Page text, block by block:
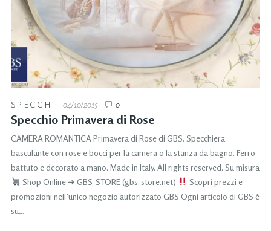
SPECCHI 04/10/2015 0
Specchio Primavera di Rose
CAMERA ROMANTICA Primavera di Rose di GBS. Specchiera
basculante con rose e bocci per la camera o la stanza da bagno. Ferro
battuto e decorato a mano. Made in Italy. All rights reserved. Su misura
Shop Online ➜ GBS-STORE (gbs-store.net)
Scopri prezzi e
promozioni nell’unico negozio autorizzato GBS Ogni articolo di GBS è
su…